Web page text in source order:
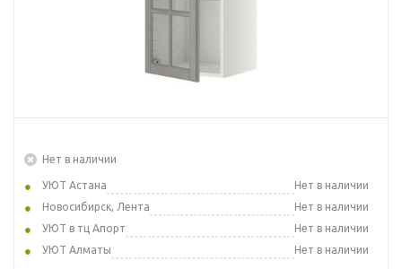
Нет в наличии
УЮТ Астана
Нет в наличии
Новосибирск, Лента
Нет в наличии
УЮТ в тц Апорт
Нет в наличии
УЮТ Алматы
Нет в наличии